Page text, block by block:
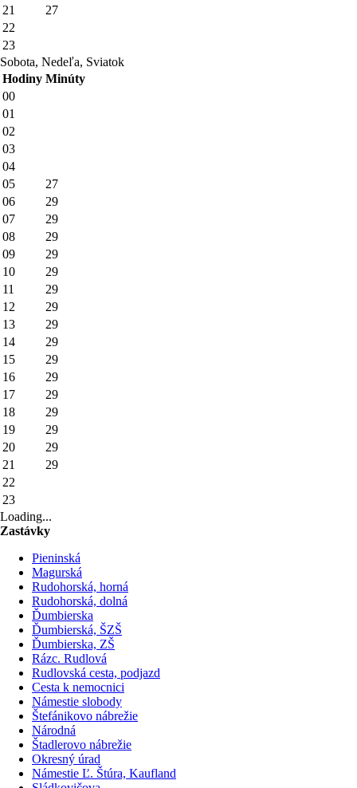
21
27
22
23
Sobota, Nedeľa, Sviatok
Hodiny Minúty
00
01
02
03
04
05
27
06
29
07
29
08
29
09
29
10
29
11
29
12
29
13
29
14
29
15
29
16
29
17
29
18
29
19
29
20
29
21
29
22
23
Loading...
Zastávky
Pieninská
Magurská
Rudohorská, horná
Rudohorská, dolná
Ďumbierska
Ďumbierská, ŠZŠ
Ďumbierska, ZŠ
Rázc. Rudlová
Rudlovská cesta, podjazd
Cesta k nemocnici
Námestie slobody
Štefánikovo nábrežie
Národná
Štadlerovo nábrežie
Okresný úrad
Námestie Ľ. Štúra, Kaufland